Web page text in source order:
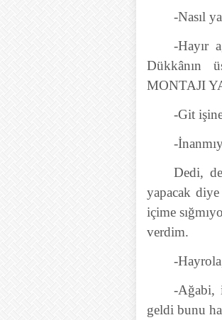
-Nasıl
-Hayır
Dükkânın
MONTAJI
-Git
-
Dedi,
yapacak
içime
verdim.
-
-Ağabi,
geldi bunu